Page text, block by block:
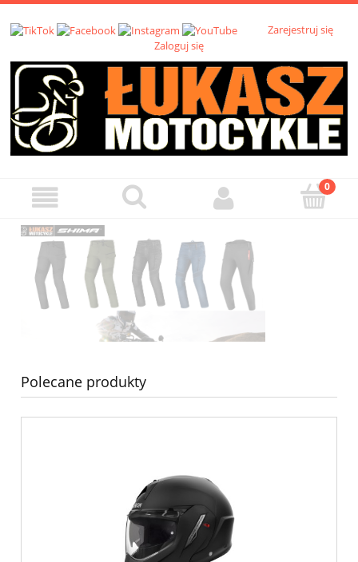
Zarejestruj się
Zaloguj się
Polecane produkty